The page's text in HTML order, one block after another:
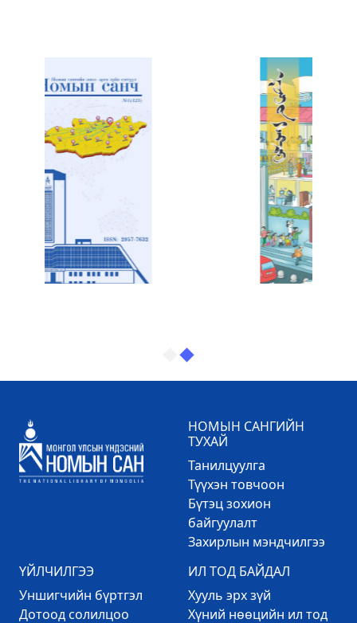
НОМЫН САНГИЙН
ТУХАЙ
Танилцуулга
Түүхэн товчоон
Бүтэц зохион
байгуулалт
Захирлын мэндчилгээ
ҮЙЛЧИЛГЭЭ
Уншигчийн бүртгэл
Дотоод солилцоо
ИЛ ТОД БАЙДАЛ
Хууль эрх зүй
Хүний нөөцийн ил тод